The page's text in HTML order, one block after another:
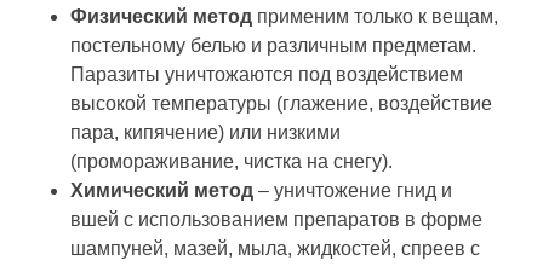
Физический метод применим только к вещам,
постельному белью и различным предметам.
Паразиты уничтожаются под воздействием
высокой температуры (глажение, воздействие
пара, кипячение) или низкими
(промораживание, чистка на снегу).
Химический метод – уничтожение гнид и
вшей с использованием препаратов в форме
шампуней, мазей, мыла, жидкостей, спреев с